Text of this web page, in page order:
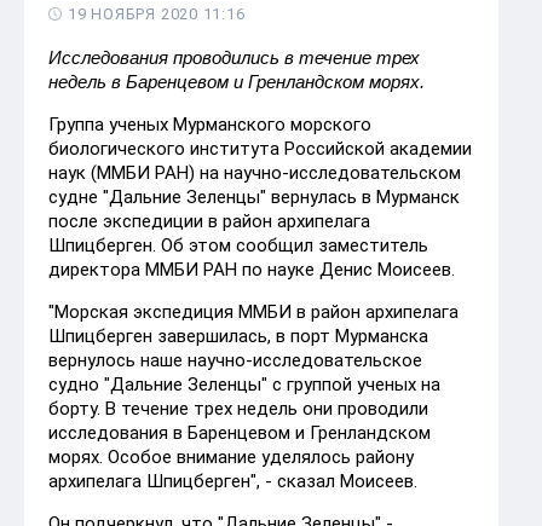
19 НОЯБРЯ 2020 11:16
Исследования проводились в течение трех
недель в Баренцевом и Гренландском морях.
Группа ученых Мурманского морского
биологического института Российской академии
наук (ММБИ РАН) на научно-исследовательском
судне "Дальние Зеленцы" вернулась в Мурманск
после экспедиции в район архипелага
Шпицберген. Об этом сообщил заместитель
директора ММБИ РАН по науке Денис Моисеев.
"Морская экспедиция ММБИ в район архипелага
Шпицберген завершилась, в порт Мурманска
вернулось наше научно-исследовательское
судно "Дальние Зеленцы" с группой ученых на
борту. В течение трех недель они проводили
исследования в Баренцевом и Гренландском
морях. Особое внимание уделялось району
архипелага Шпицберген", - сказал Моисеев.